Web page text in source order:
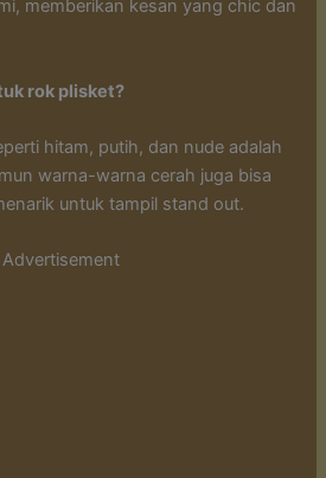
memberikan kesan yang chic dan
rok plisket?
hitam, putih, dan nude adalah
warna-warna cerah juga bisa
untuk tampil stand out.
Advertisement